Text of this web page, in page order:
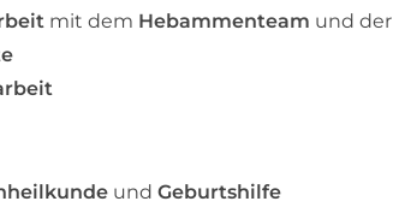
mit dem Hebammenteam und der
und Geburtshilfe